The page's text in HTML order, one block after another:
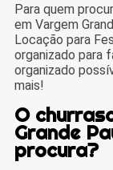
Para quem
em Vargem
Locação para
organizado para
organizado
mais!
O
Grande
procura?